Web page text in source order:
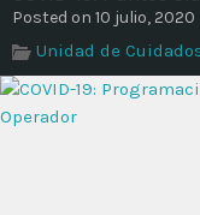
Posted on 10 julio, 2020
Unidad de